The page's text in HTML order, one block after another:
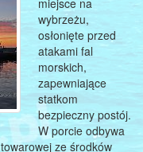
miejsce na
wybrzeżu,
osłonięte przed
atakami fal
morskich,
zapewniające
statkom
bezpieczny postój.
W porcie odbywa
ze środków